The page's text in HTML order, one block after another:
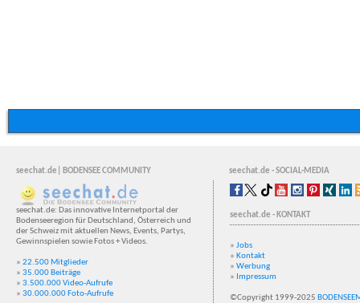
seechat.de| BODENSEE COMMUNITY seechat.de - SOCIAL-MEDIA
seechat.de: Das innovative Internetportal der
Bodenseeregion für Deutschland, Österreich und
der Schweiz mit aktuellen News, Events, Partys,
Gewinnspielen sowie Fotos + Videos.
» 22.500 Mitglieder
» 35.000 Beiträge
» 3.500.000 Video-Aufrufe
» 30.000.000 Foto-Aufrufe
seechat.de - KONTAKT
» Jobs
» Kontakt
» Werbung
» Impressum
©Copyright 1999-2025